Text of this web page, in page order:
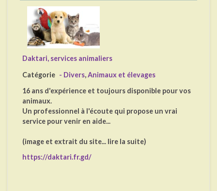
Daktari, services animaliers
Catégorie - Divers,Animaux et élevages
16 ans d'expérience et toujours disponible pour vos
animaux.
Un professionnel à l'écoute qui propose un vrai
service pour venir en aide...
(image et extrait du site... lire la suite)
https://daktari.fr.gd/